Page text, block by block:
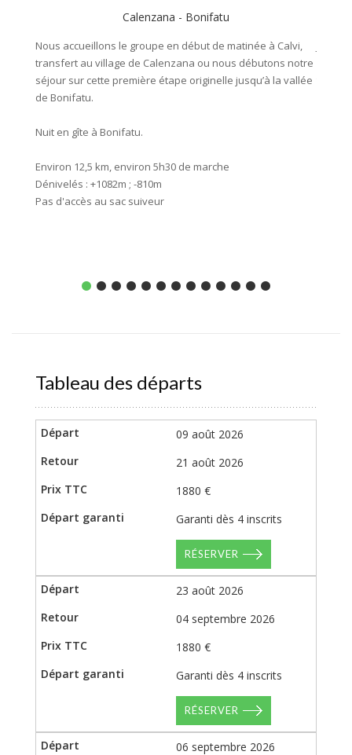
Calenzana - Bonifatu
Nous accueillons le groupe en début de matinée à Calvi,
transfert au village de Calenzana ou nous débutons notre
séjour sur cette première étape originelle jusqu’à la vallée
de Bonifatu.
Nuit en gîte à Bonifatu.
Environ 12,5 km, environ 5h30 de marche
Dénivelés : +1082m ; -810m
Pas d'accès au sac suiveur
Tableau des départs
09 août 2026
21 août 2026
1880 €
Garanti dès 4 inscrits
RÉSERVER
23 août 2026
04 septembre 2026
1880 €
Garanti dès 4 inscrits
RÉSERVER
06 septembre 2026